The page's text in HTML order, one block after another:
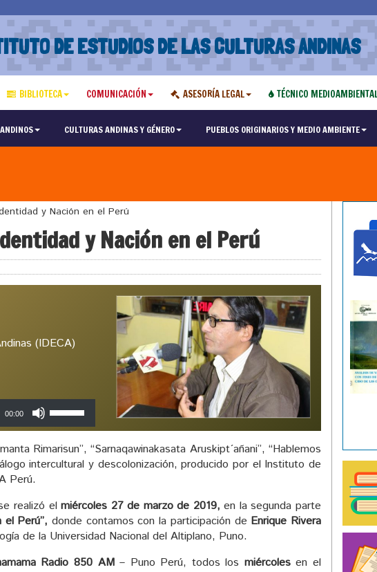
DE ESTUDIOS DE LAS CULTURAS ANDINAS
BIBLIOTECA COMUNICACIÓN ASESORÍA LEGAL TÉCNICO
CULTURAS ANDINAS Y GÉNERO PUEBLOS ORIGINARIOS Y MEDIO AMBIENTE
y Nación en el Perú
y Nación en el Perú
(IDECA)
00:00
de
flecha
aumentar
o
disminuir
el
Rimarisun”, “Sarnaqawinakasata Aruskipt´añani”, “Hablemos
intercultural y descolonización, producido por el Instituto de
Perú.
realizó elmiércoles 27 de marzo de 2019, en la segunda parte
el Perú”, donde contamos con la participación de Enrique Rivera
de la Universidad Nacional del Altiplano, Puno.
Radio 850 AM– Puno Perú, todos los miércolesen el